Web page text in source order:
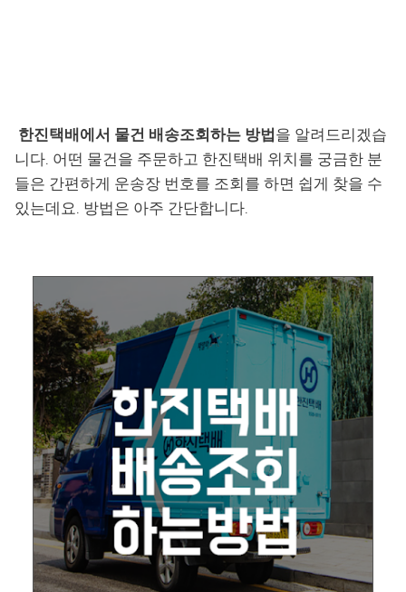
한진택배에서 물건 배송조회하는 방법을 알려드리겠습
니다. 어떤 물건을 주문하고 한진택배 위치를 궁금한 분
들은 간편하게 운송장 번호를 조회를 하면 쉽게 찾을 수
있는데요. 방법은 아주 간단합니다.